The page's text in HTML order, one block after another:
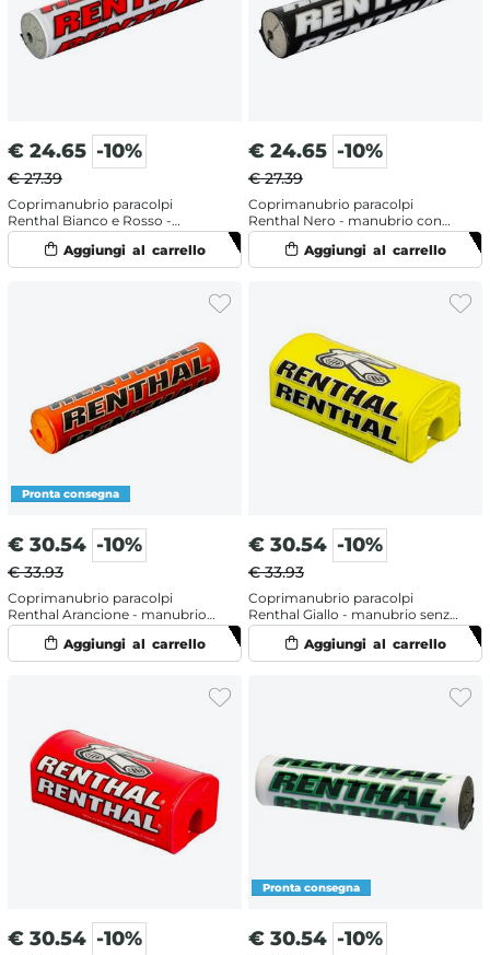
€ 24.65 -10%
€ 27.39
Coprimanubrio paracolpi
Renthal Bianco e Rosso -
manubrio con traversino
€ 24.65 -10%
€ 27.39
Coprimanubrio paracolpi
Renthal Nero - manubrio con
traversino
€ 30.54 -10%
€ 33.93
Coprimanubrio paracolpi
Renthal Arancione - manubrio
con traversino
€ 30.54 -10%
€ 33.93
Coprimanubrio paracolpi
Renthal Giallo - manubrio senza
traversino
€ 30.54 -10% € 30.54 -10%